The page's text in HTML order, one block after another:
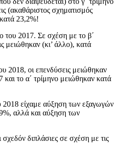
(ακαθάριστος σχηματισμός
23,2%!
του 2017. Σε σχέση με το β΄
μειώθηκαν (κι’ άλλο), κατά
2018, οι επενδύσεις μειώθηκαν
το α΄ τρίμηνο μειώθηκαν κατά
2018 είχαμε αύξηση των εξαγωγών
αλλά και αύξηση των
διπλάσιες σε σχέση με τις